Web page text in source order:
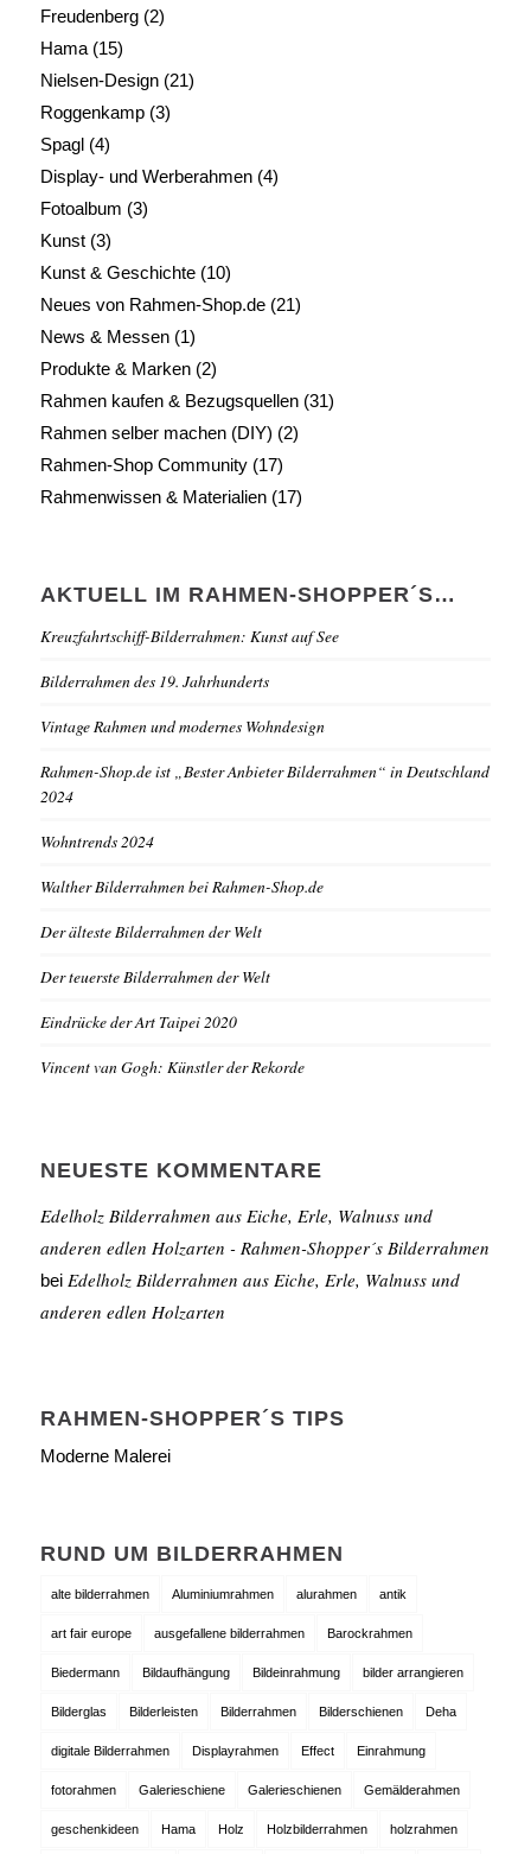
Freudenberg(2)
Hama(15)
Nielsen-Design(21)
Roggenkamp(3)
Spagl(4)
Display- und Werberahmen(4)
Fotoalbum (3)
Kunst(3)
Kunst & Geschichte(10)
Neues von Rahmen-Shop.de(21)
News & Messen(1)
Produkte & Marken(2)
Rahmen kaufen & Bezugsquellen(31)
Rahmen selber machen (DIY) (2)
Rahmen-Shop Community(17)
Rahmenwissen & Materialien(17)
AKTUELL IM RAHMEN-SHOPPER´S…
Kreuzfahrtschiff-Bilderrahmen: Kunst auf See
Bilderrahmen des 19. Jahrhunderts
Vintage Rahmen und modernes Wohndesign
Rahmen-Shop.de ist „Bester Anbieter Bilderrahmen“ in Deutschland
2024
Wohntrends 2024
Walther Bilderrahmen bei Rahmen-Shop.de
Der älteste Bilderrahmen der Welt
Der teuerste Bilderrahmen der Welt
Eindrücke der Art Taipei 2020
Vincent van Gogh: Künstler der Rekorde
NEUESTE KOMMENTARE
Edelholz Bilderrahmen aus Eiche, Erle, Walnuss und
anderen edlen Holzarten - Rahmen-Shopper´s Bilderrahmen
bei Edelholz Bilderrahmen aus Eiche, Erle, Walnuss und
anderen edlen Holzarten
RAHMEN-SHOPPER´S TIPS
Moderne Malerei
RUND UM BILDERRAHMEN
alte bilderrahmen Aluminiumrahmen alurahmen antik
art fair europe ausgefallene bilderrahmen Barockrahmen
Biedermann Bildaufhängung Bildeinrahmung bilder arrangieren
Bilderglas Bilderleisten Bilderrahmen Bilderschienen Deha
digitale Bilderrahmen Displayrahmen Effect Einrahmung
fotorahmen Galerieschiene Galerieschienen Gemälderahmen
geschenkideen Hama Holz Holzbilderrahmen holzrahmen